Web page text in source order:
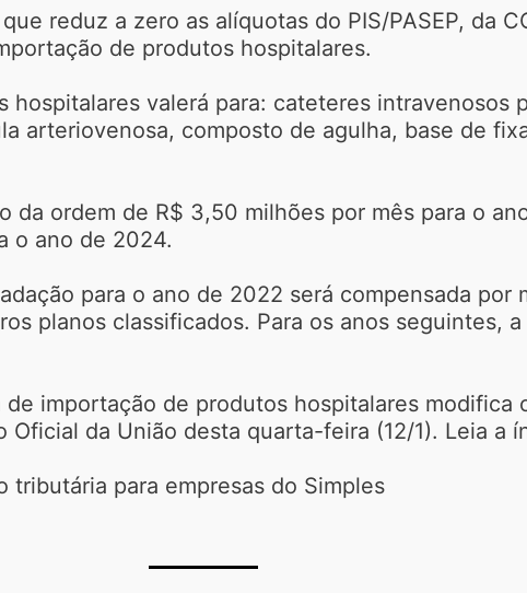
reduz a zero as alíquotas do PIS/PASEP, da
de produtos hospitalares.
valerá para: cateteres intravenosos
arteriovenosa, composto de agulha, base de
da ordem de R$ 3,50 milhões por mês para o
o ano de 2024.
para o ano de 2022 será compensada por
planos classificados. Para os anos seguintes,
importação de produtos hospitalares modifica
da União desta quarta-feira (12/1). Leia a
tributária para empresas do Simples